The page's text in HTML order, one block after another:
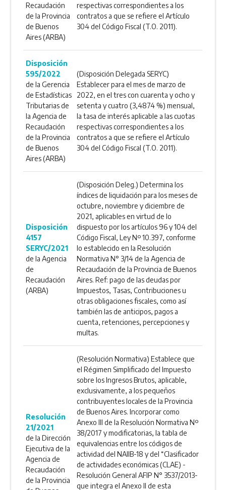
Recaudación
de la Provincia
de Buenos
Aires (ARBA)
respectivas correspondientes a los
contratos a que se refiere el Artículo
304 del Código Fiscal (T.O. 2011).
Disposición
595/2022
de la Gerencia
de Estadísticas
Tributarias de
la Agencia de
Recaudación
de la Provincia
de Buenos
Aires (ARBA)
(Disposición Delegada SERYC)
Establecer para el mes de marzo de
2022, en el tres con cuarenta y ocho y
setenta y cuatro (3,4874 %) mensual,
la tasa de interés aplicable a las cuotas
respectivas correspondientes a los
contratos a que se refiere el Artículo
304 del Código Fiscal (T.O. 2011).
Disposición
4157
SERYC/2021
de la Agencia
de
Recaudación
(ARBA)
(Disposición Deleg.) Determina los
índices de liquidación para los meses de
octubre, noviembre y diciembre de
2021, aplicables en virtud de lo
dispuesto por los artículos 96 y 104 del
Código Fiscal, Ley Nº 10.397, conforme
lo establecido en la Resolución
Normativa N° 3/14 de la Agencia de
Recaudación de la Provincia de Buenos
Aires. Ref: pago de las deudas por
Impuestos, Tasas, Contribuciones u
otras obligaciones fiscales, como así
también las de anticipos, pagos a
cuenta, retenciones, percepciones y
multas.
Resolución
21/2021
de la Dirección
Ejecutiva de la
Agencia de
Recaudación
de la Provincia
(Resolución Normativa) Establece que
el Régimen Simplificado del Impuesto
sobre los Ingresos Brutos, aplicable,
exclusivamente, a los pequeños
contribuyentes locales de la Provincia
de Buenos Aires. Incorporar como
Anexo III de la Resolución Normativa Nº
38/2017 y modificatorias, la tabla de
equivalencias entre los códigos de
actividad del NAIIB-18 y del “Clasificador
de actividades económicas (CLAE) -
Resolución General AFIP N° 3537/2013-
que integra el Anexo II de esta